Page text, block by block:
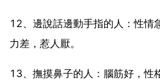
12、邊說話邊動手指的人：性情
力差，惹人厭。
13、撫摸鼻子的人：腦筋好，性